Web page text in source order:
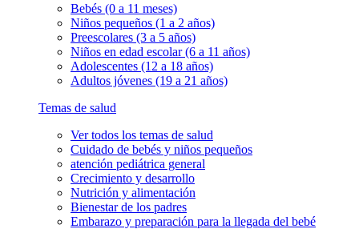
Bebés (0 a 11 meses)
Niños pequeños (1 a 2 años)
Preescolares (3 a 5 años)
Niños en edad escolar (6 a 11 años)
Adolescentes (12 a 18 años)
Adultos jóvenes (19 a 21 años)
Temas de salud
Ver todos los temas de salud
Cuidado de bebés y niños pequeños
atención pediátrica general
Crecimiento y desarrollo
Nutrición y alimentación
Bienestar de los padres
Embarazo y preparación para la llegada del bebé